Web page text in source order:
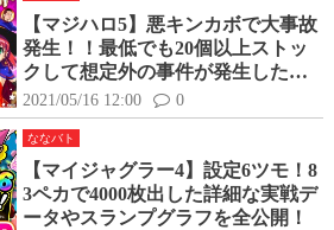
【マジハロ5】悪キンカボで大事故
発生！！最低でも20個以上ストッ
クして想定外の事件が発生した結
果
2021/05/16 12:00 0
ななバト
【マイジャグラー4】設定6ツモ！8
3ペカで4000枚出した詳細な実戦デ
ータやスランプグラフを全公開！